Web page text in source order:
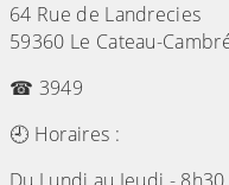
64 Rue de Landrecies
59360 Le Cateau-
☎ 3949
🕘 Horaires :